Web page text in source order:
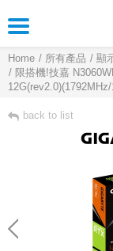
Home 所有產品 顯
限搭機!技嘉
back to list